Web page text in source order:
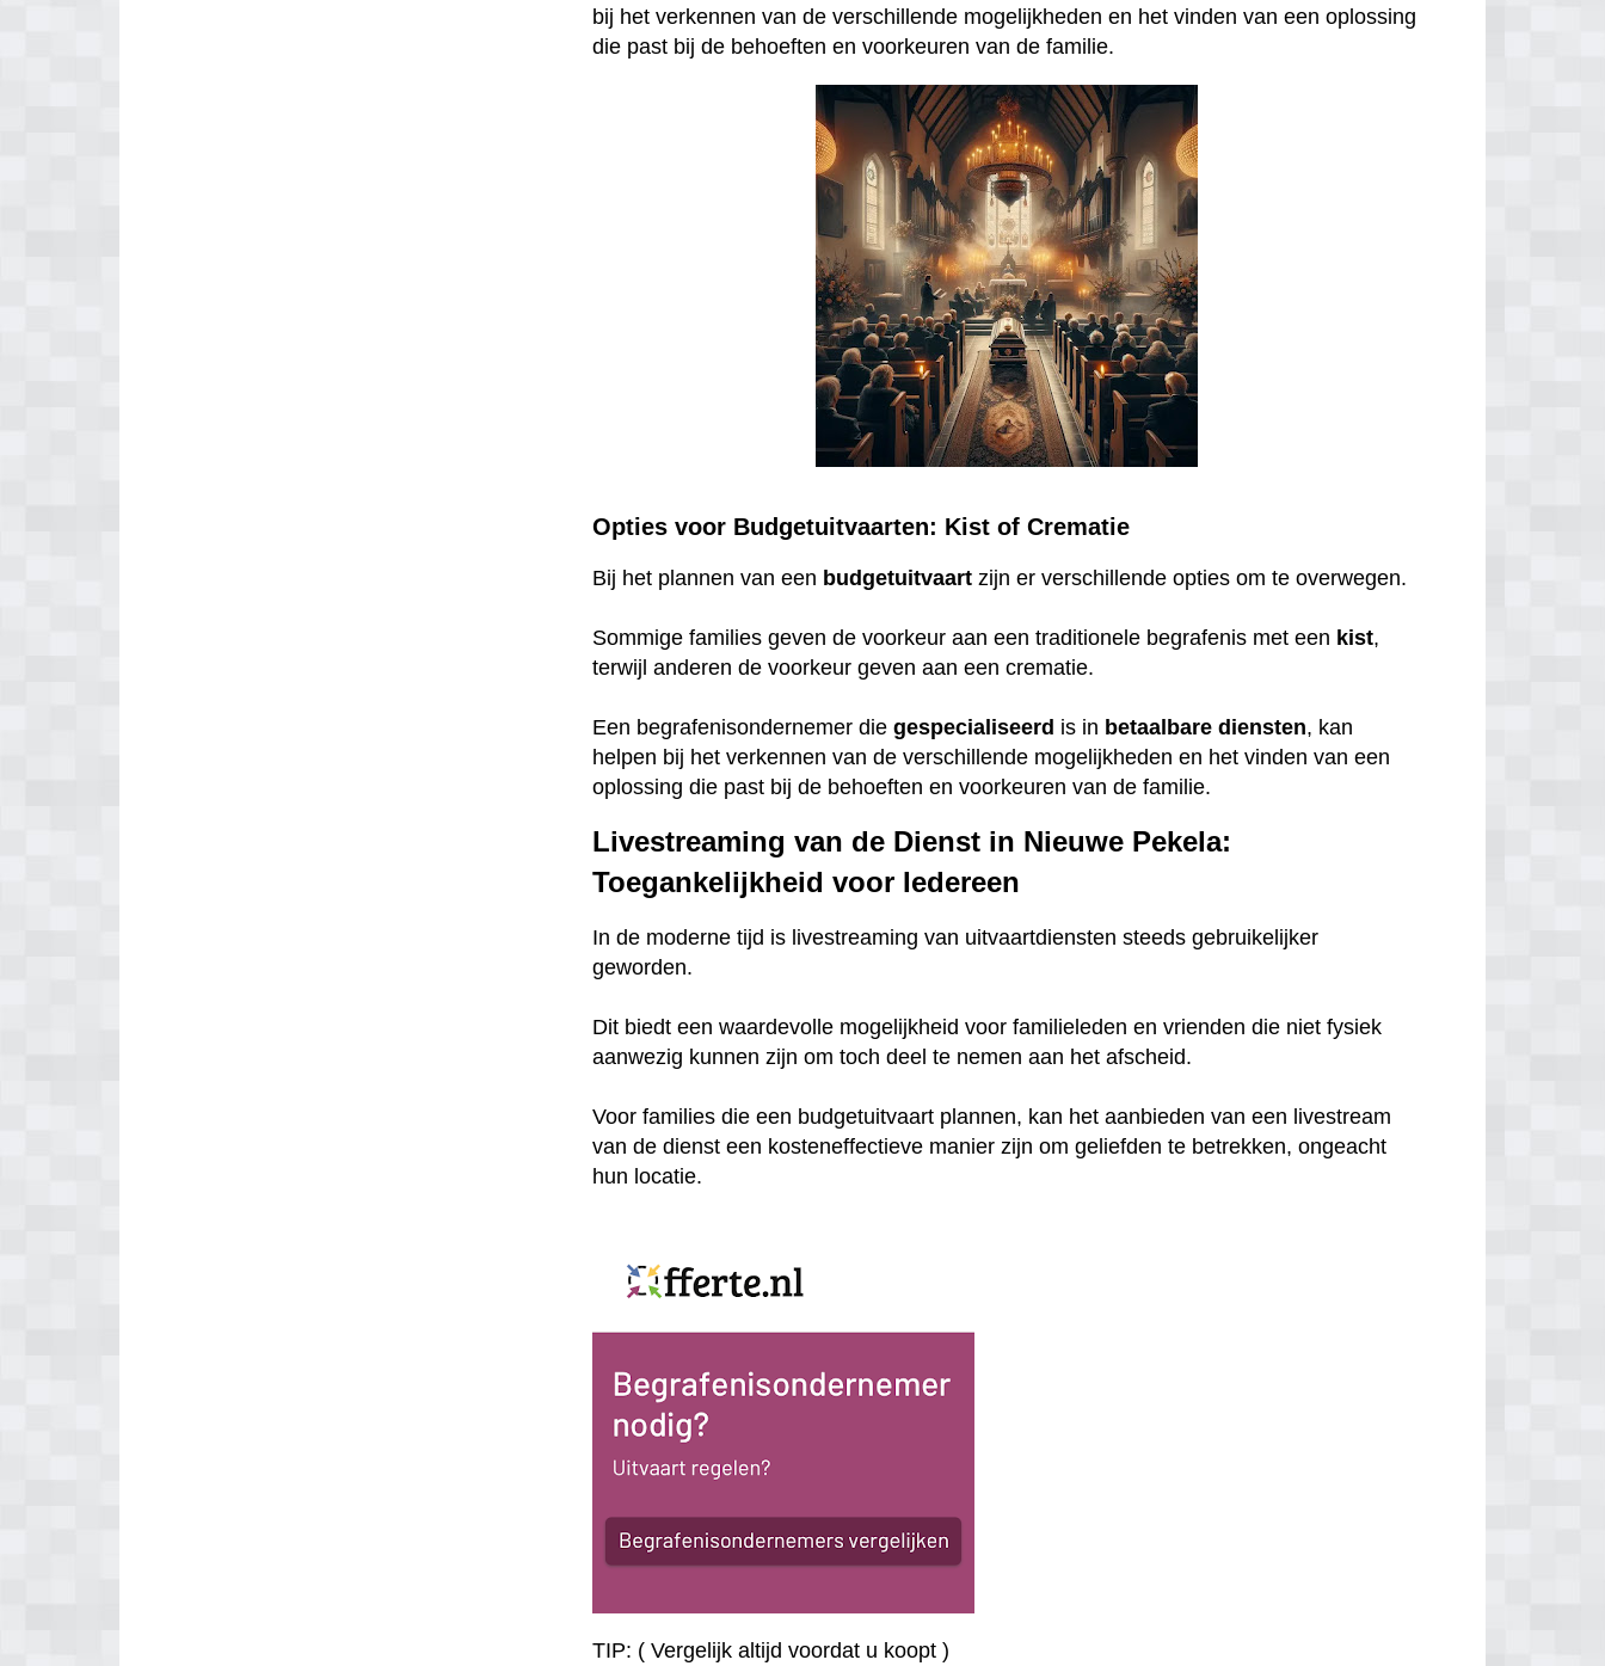
bij het verkennen van de verschillende mogelijkheden en het vinden van een oplossing
die past bij de behoeften en voorkeuren van de familie.
Opties voor Budgetuitvaarten: Kist of Crematie
Bij het plannen van een budgetuitvaart zijn er verschillende opties om te overwegen.
Sommige families geven de voorkeur aan een traditionele begrafenis met een kist,
terwijl anderen de voorkeur geven aan een crematie.
Een begrafenisondernemer diegespecialiseerd is in betaalbare diensten, kan
helpen bij het verkennen van de verschillende mogelijkheden en het vinden van een
oplossing die past bij de behoeften en voorkeuren van de familie.
Livestreaming van de Dienst in Nieuwe Pekela:
Toegankelijkheid voor Iedereen
In de moderne tijd is livestreaming van uitvaartdiensten steeds gebruikelijker
geworden.
Dit biedt een waardevolle mogelijkheid voor familieleden en vrienden die niet fysiek
aanwezig kunnen zijn om toch deel te nemen aan het afscheid.
Voor families die een budgetuitvaart plannen, kan het aanbieden van een livestream
van de dienst een kosteneffectieve manier zijn om geliefden te betrekken, ongeacht
hun locatie.
TIP: ( Vergelijk altijd voordat u koopt )